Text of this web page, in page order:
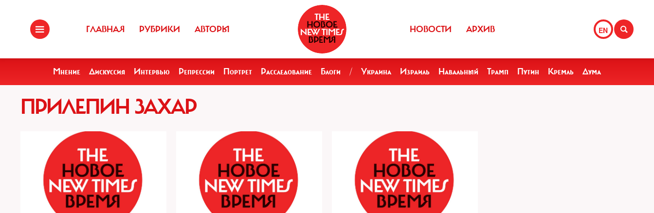
ГЛАВНАЯ РУБРИКИ АВТОРЫ EN
НОВОСТИ АРХИВ
Мнение Дискуссия Интервью Репрессии Портрет Расследование Блоги / Украина Израиль Навальный Трамп Путин Кремль Дума
ПРИЛЕПИН ЗАХАР